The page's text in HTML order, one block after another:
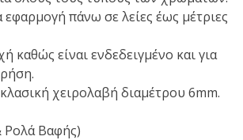
εφαρμογή πάνω σε λείες έως μέτριες
καθώς είναι ενδεδειγμένο και για
χειρολαβή διαμέτρου 6mm.
Ρολά Βαφής)